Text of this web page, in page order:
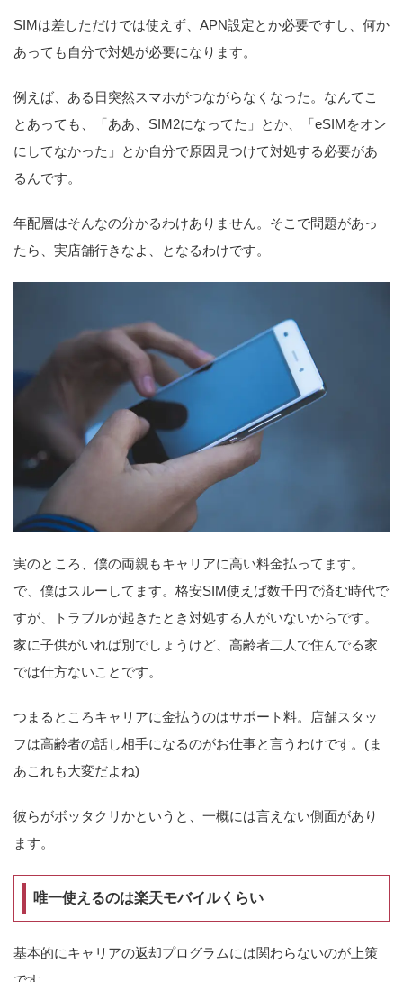
SIMは差しただけでは使えず、APN設定とか必要ですし、何か
あっても自分で対処が必要になります。
例えば、ある日突然スマホがつながらなくなった。なんてこ
とあっても、「ああ、SIM2になってた」とか、「eSIMをオン
にしてなかった」とか自分で原因見つけて対処する必要があ
るんです。
年配層はそんなの分かるわけありません。そこで問題があっ
たら、実店舗行きなよ、となるわけです。
実のところ、僕の両親もキャリアに高い料金払ってます。
で、僕はスルーしてます。格安SIM使えば数千円で済む時代で
すが、トラブルが起きたとき対処する人がいないからです。
家に子供がいれば別でしょうけど、高齢者二人で住んでる家
では仕方ないことです。
つまるところキャリアに金払うのはサポート料。店舗スタッ
フは高齢者の話し相手になるのがお仕事と言うわけです。(ま
あこれも大変だよね)
彼らがボッタクリかというと、一概には言えない側面があり
ます。
唯一使えるのは楽天モバイルくらい
基本的にキャリアの返却プログラムには関わらないのが上策